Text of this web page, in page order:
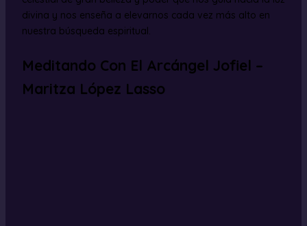
divina y nos enseña a elevarnos cada vez más alto en
nuestra búsqueda espiritual.
Meditando Con El Arcángel Jofiel –
Maritza López Lasso